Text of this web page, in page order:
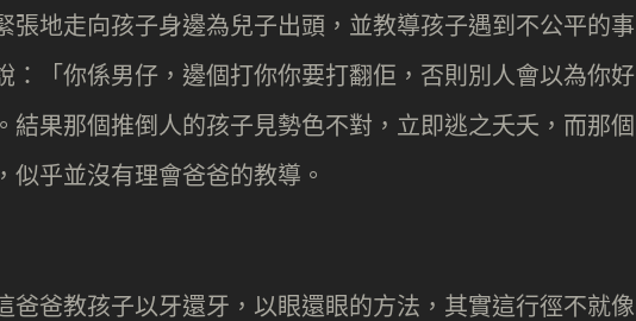
張地走向孩子身邊為兒子出頭，並教導孩子遇到不公平的事
：「你係男仔，邊個打你你要打翻佢，否則別人會以為你好
結果那個推倒人的孩子見勢色不對，立即逃之夭夭，而那個
乎並沒有理會爸爸的教導。
爸爸教孩子以牙還牙，以眼還眼的方法，其實這行徑不就像